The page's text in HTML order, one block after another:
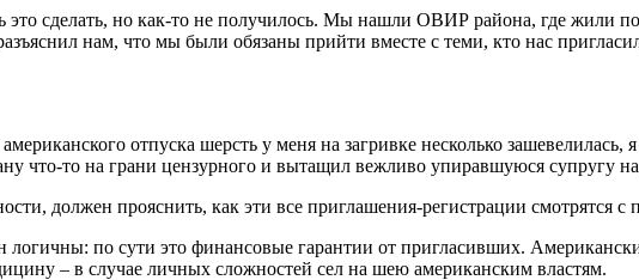
это сделать, но как-то не получилось. Мы нашли ОВИР района, где жили
нам, что мы были обязаны прийти вместе с теми, кто нас
отпуска шерсть у меня на загривке несколько
что-то на грани цензурного и вытащил вежливо упиравшуюся супругу
должен прояснить, как эти все приглашения-регистрации смотрятся с
по сути это финансовые гарантии от пригласивших.
– в случае личных сложностей сел на шею американским властям.